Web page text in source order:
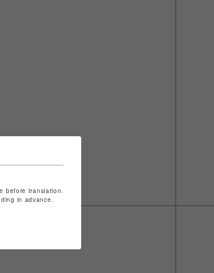
before translation.
in advance.